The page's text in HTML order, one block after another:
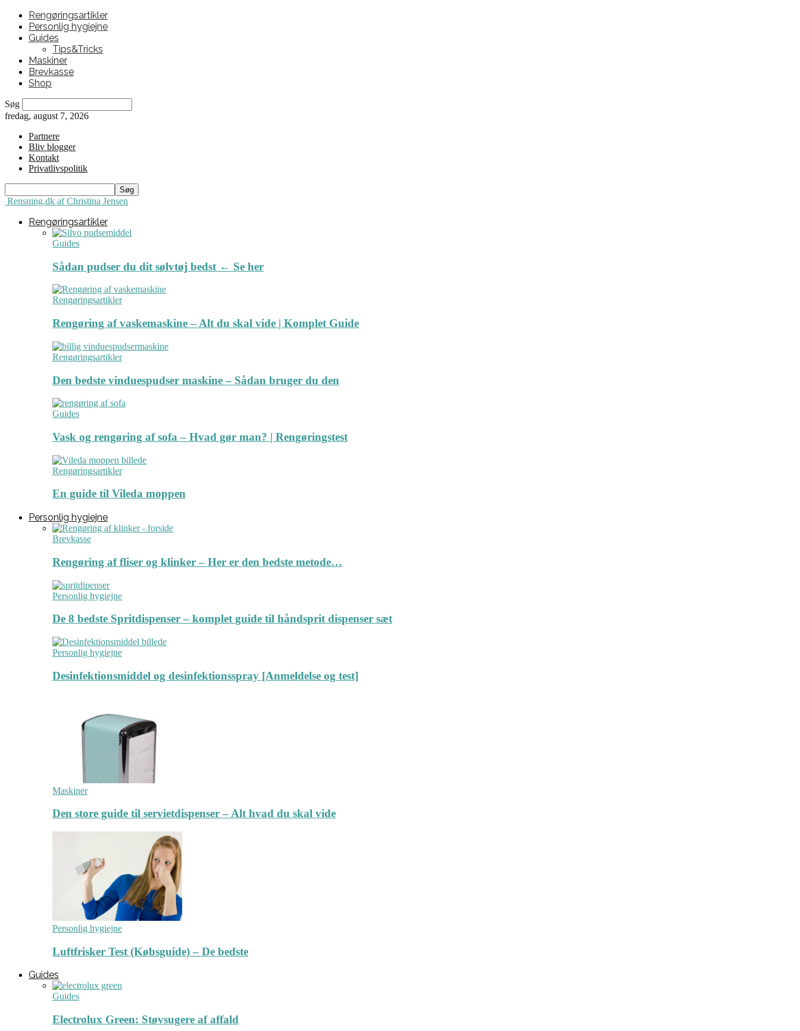
Rengøringsartikler
Personlig hygiejne
Guides
Tips&Tricks
Maskiner
Brevkasse
Shop
Søg
fredag, august 7, 2026
Partnere
Bliv blogger
Kontakt
Privatlivspolitik
Rensning.dk af Christina Jensen
Rengøringsartikler
Guides
Sådan pudser du dit sølvtøj bedst ← Se her
Rengøringsartikler
Rengøring af vaskemaskine – Alt du skal vide | Komplet Guide
Rengøringsartikler
Den bedste vinduespudser maskine – Sådan bruger du den
Guides
Vask og rengøring af sofa – Hvad gør man? | Rengøringstest
Rengøringsartikler
En guide til Vileda moppen
Personlig hygiejne
Brevkasse
Rengøring af fliser og klinker – Her er den bedste metode…
Personlig hygiejne
De 8 bedste Spritdispenser – komplet guide til håndsprit dispenser sæt
Personlig hygiejne
Desinfektionsmiddel og desinfektionsspray [Anmeldelse og test]
Maskiner
Den store guide til servietdispenser – Alt hvad du skal vide
Personlig hygiejne
Luftfrisker Test (Købsguide) – De bedste
Guides
Guides
Electrolux Green: Støvsugere af affald